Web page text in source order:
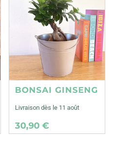
BONSAI GINSENG
Livraison dès le 11 août
30,90 €